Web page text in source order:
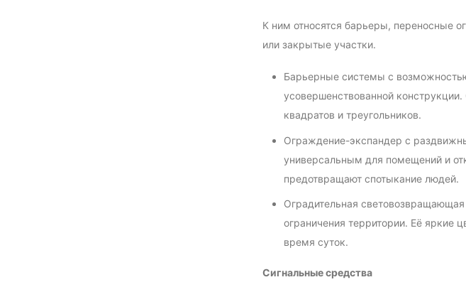
К ним относятся барьеры, переносные
или закрытые участки.
Барьерные системы с
усовершенствованной
квадратов и треугольников.
Ограждение-экспандер с
универсальным для помещений и
предотвращают спотыкание людей.
Оградительная
ограничения территории. Её яркие
время суток.
Сигнальные средства